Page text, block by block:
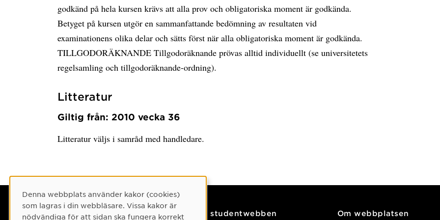
godkänd på hela kursen krävs att alla prov och obligatoriska moment är godkända.
Betyget på kursen utgör en sammanfattande bedömning av resultaten vid
examinationens olika delar och sätts först när alla obligatoriska moment är godkända.
TILLGODORÄKNANDE Tillgodoräknande prövas alltid individuellt (se universitetets
regelsamling och tillgodoräknande-ordning).
Litteratur
Giltig från: 2010 vecka 36
Litteratur väljs i samråd med handledare.
Kontaktuppgifter På studentwebben Om webbplatsen
Cookie-samtycke
Denna webbplats använder kakor (cookies)
som lagras i din webbläsare. Vissa kakor är
nödvändiga för att sidan ska fungera korrekt